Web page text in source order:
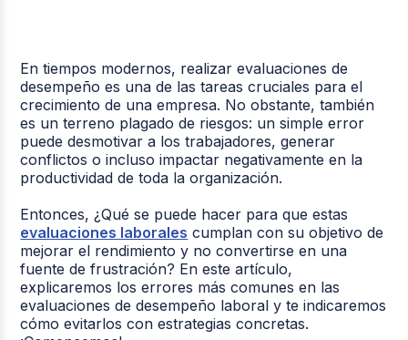
En tiempos modernos, realizar evaluaciones de
desempeño es una de las tareas cruciales para el
crecimiento de una empresa. No obstante, también
es un terreno plagado de riesgos: un simple error
puede desmotivar a los trabajadores, generar
conflictos o incluso impactar negativamente en la
productividad de toda la organización.
Entonces, ¿Qué se puede hacer para que estas
evaluaciones laborales cumplan con su objetivo de
mejorar el rendimiento y no convertirse en una
fuente de frustración? En este artículo,
explicaremos los errores más comunes en las
evaluaciones de desempeño laboral y te indicaremos
cómo evitarlos con estrategias concretas.